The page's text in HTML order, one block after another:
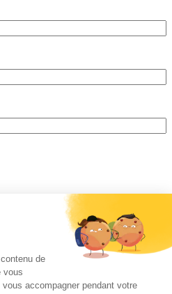
Suivante :
choisir un projet pour
Roman 8 ! →